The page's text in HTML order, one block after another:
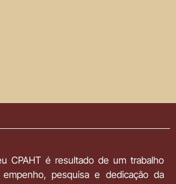
CPAHT é resultado de um trabalho
pesquisa e dedicação da